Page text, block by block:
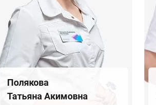
Полякова
Татьяна Акимовна